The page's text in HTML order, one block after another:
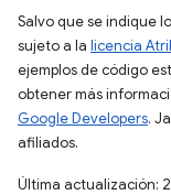
Salvo que se indique
sujeto a la licencia
ejemplos de código
obtener más
Google Developers.
afiliados.
Última actualización: